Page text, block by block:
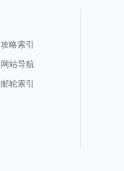
攻略索引
网站导航
邮轮索引